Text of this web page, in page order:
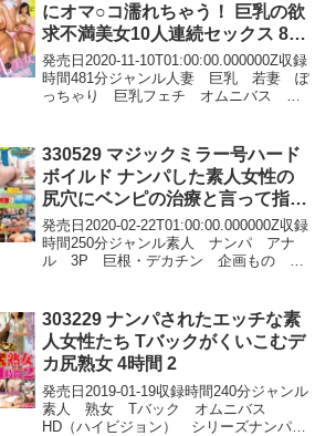
にオマ○コ濡れちゃう！ 巨乳の欲
求不満美女10人連続セックス 8時
間
発売日2020-11-10T01:00:00.000000Z収録
時間481分ジャンル人妻 巨乳 若妻 ぽ
っちゃり 巨乳フェチ オムニバス
宮えれな 天音ありす 葉山り...
330529 マジックミラー号ハード
ボイルド ナンパした素人女性の
尻穴にベンピの治療と言って指ズ
ボ！アナルVスポットを刺激して
潮！潮！だらしなく開いたマ〇コ
にデカチンぶっ込んでイク！
発売日2020-02-22T01:00:00.000000Z収録
時間250分ジャンル素人 ナンパ アナ
ル 3P 巨根・デカチン 企画もの 潮
風間 メーカーサディスティ...
303229 ナンパされたエッチな素
人女性たち Tバックがくいこむデ
カ尻熟女 4時間 2
発売日2019-01-19収録時間240分ジャンル
素人 熟女 Tバック オムニバス
HD（ハイビジョン） シリーズナンパさ